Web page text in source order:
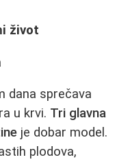
život
dana sprečava
u krvi. Tri glavna
je dobar model.
plodova,